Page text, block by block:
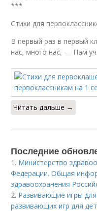
***
Стихи для
В первый раз в первый
нас, много нас, — Нам
Читать дальше →
Последние
1. Министерство
Федерации. Общая
здравоохранения
2. Развивающие игры для
развивающих игр для